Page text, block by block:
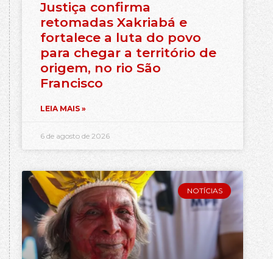
Justiça confirma
retomadas Xakriabá e
fortalece a luta do povo
para chegar a território de
origem, no rio São
Francisco
LEIA MAIS »
6 de agosto de 2026
NOTÍCIAS